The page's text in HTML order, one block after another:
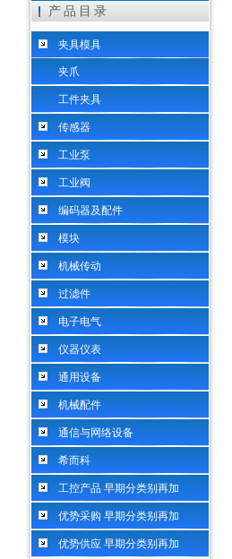
希而科工业控制设备（上海）有限公司
产品目录
夹具模具
夹爪
工件夹具
传感器
工业泵
工业阀
编码器及配件
模块
机械传动
过滤件
电子电气
仪器仪表
通用设备
机械配件
通信与网络设备
希而科
工控产品 早期分类别再加
优势采购 早期分类别再加
优势供应 早期分类别再加